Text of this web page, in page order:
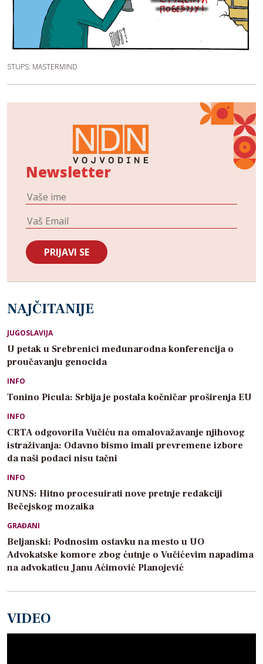
STUPS: MASTERMIND
Newsletter
NAJČITANIJE
JUGOSLAVIJA
U petak u Srebrenici međunarodna konferencija o
proučavanju genocida
INFO
Tonino Picula: Srbija je postala kočničar proširenja EU
INFO
CRTA odgovorila Vučiću na omalovažavanje njihovog
istraživanja: Odavno bismo imali prevremene izbore
da naši podaci nisu tačni
INFO
NUNS: Hitno procesuirati nove pretnje redakciji
Bečejskog mozaika
GRAĐANI
Beljanski: Podnosim ostavku na mesto u UO
Advokatske komore zbog ćutnje o Vučićevim napadima
na advokaticu Janu Aćimović Planojević
VIDEO